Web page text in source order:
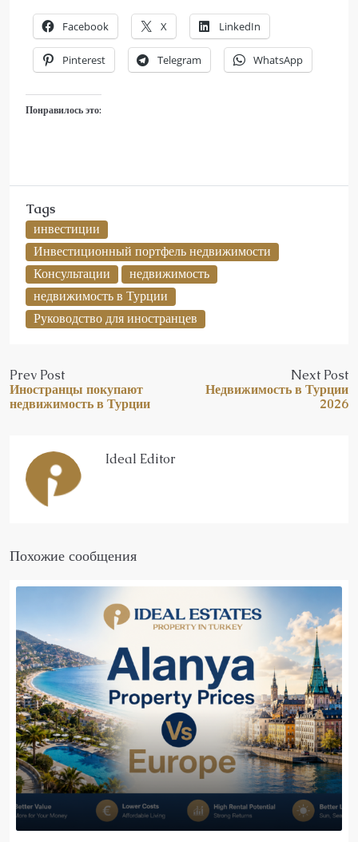
Facebook X LinkedIn
Pinterest Telegram WhatsApp
Понравилось это:
Tags
инвестиции
Инвестиционный портфель недвижимости
Консультации
недвижимость
недвижимость в Турции
Руководство для иностранцев
Prev Post
Иностранцы покупают
недвижимость в Турции
Next Post
Недвижимость в Турции
2026
Ideal Editor
Похожие сообщения